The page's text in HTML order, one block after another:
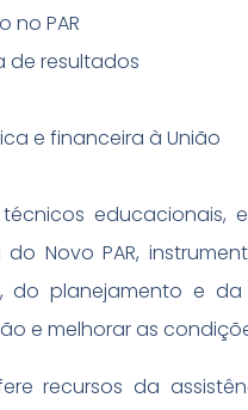
no PAR
de resultados
e financeira à União
Novo PAR,
do planejamento e
e melhorar as
recursos da